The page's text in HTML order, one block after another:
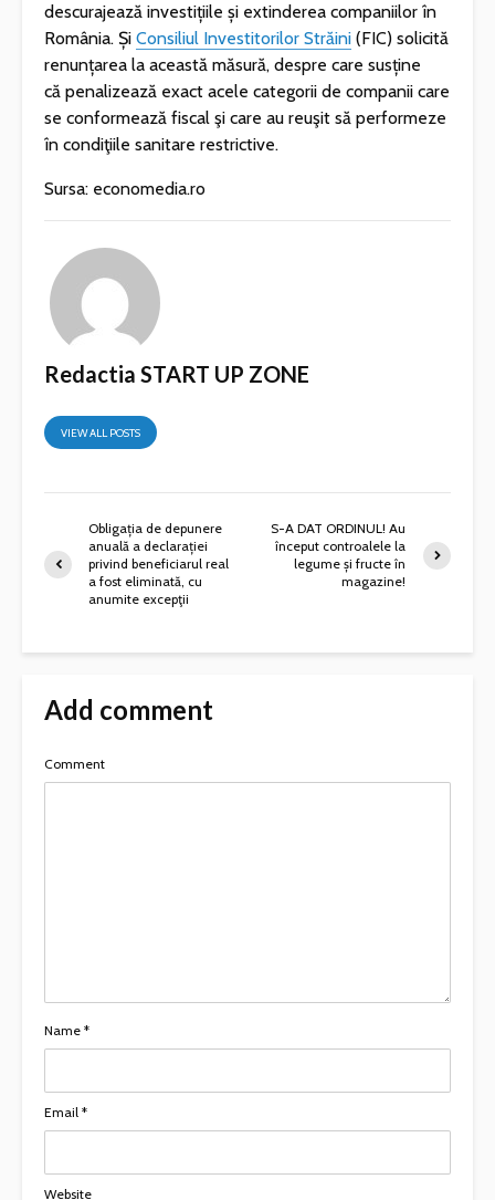
descurajează investițiile și extinderea companiilor în
România. Și Consiliul Investitorilor Străini (FIC) solicită
renunțarea la această măsură, despre care susține
că penalizează exact acele categorii de companii care
se conformează fiscal şi care au reuşit să performeze
în condiţiile sanitare restrictive.
Sursa: economedia.ro
Redactia START UP ZONE
VIEW ALL POSTS
Obligația de depunere
anuală a declarației
privind beneficiarul real
a fost eliminată, cu
anumite excepţii
S-A DAT ORDINUL! Au
început controalele la
legume și fructe în
magazine!
Add comment
Comment
Name *
Email *
Website